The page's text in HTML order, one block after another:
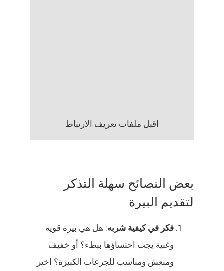
اقبل ملفات تعريف الارتباط
بعض النصائح سهلة التذكر
لتقديم البيرة
فكر في كيفية شربه: هل هي بيرة قوية
وغنية يجب احتساؤها ببطء؟ أو خفيف
ومنعش ومناسب للجرعات الكبيرة؟ اختر